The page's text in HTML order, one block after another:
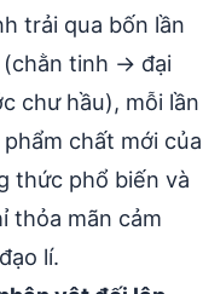
trải qua bốn lần
tinh → đại
chư hầu), mỗi lần
chất mới của
thức phổ biến và
thỏa mãn cảm
lí.